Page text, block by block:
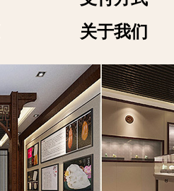
关于我们